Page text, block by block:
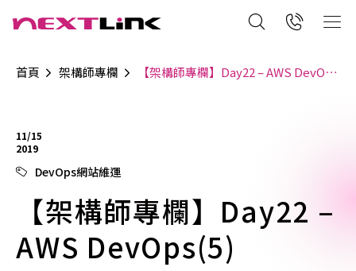
首頁 架構師專欄 【架構師專欄】Day22 – AWS DevOps(5)
11/15
2019
DevOps網站維運
【架構師專欄】Day22 –
AWS DevOps(5)